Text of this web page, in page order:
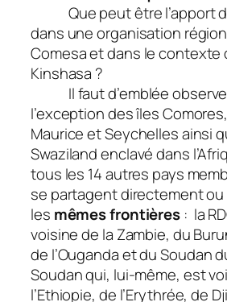
Que peut être l’apport
dans une organisation
Comesa et dans le contexte
Kinshasa ?
Il faut d’emblée observer
l’exception des îles
Maurice et Seychelles ainsi
Swaziland enclavé dans
tous les 14 autres pays
se partagent directement
les mêmes frontières : la
voisine de la Zambie, du
de l’Ouganda et du Soudan
Soudan qui, lui-même, est
l’Ethiopie, de l’Erythrée, de